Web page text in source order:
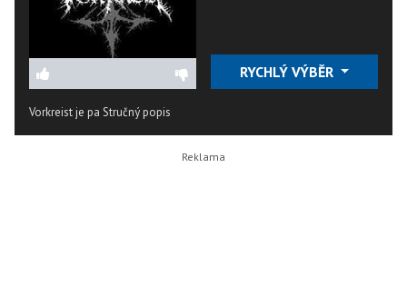
RYCHLÝ VÝBĚR
Vorkreist je pa Stručný popis